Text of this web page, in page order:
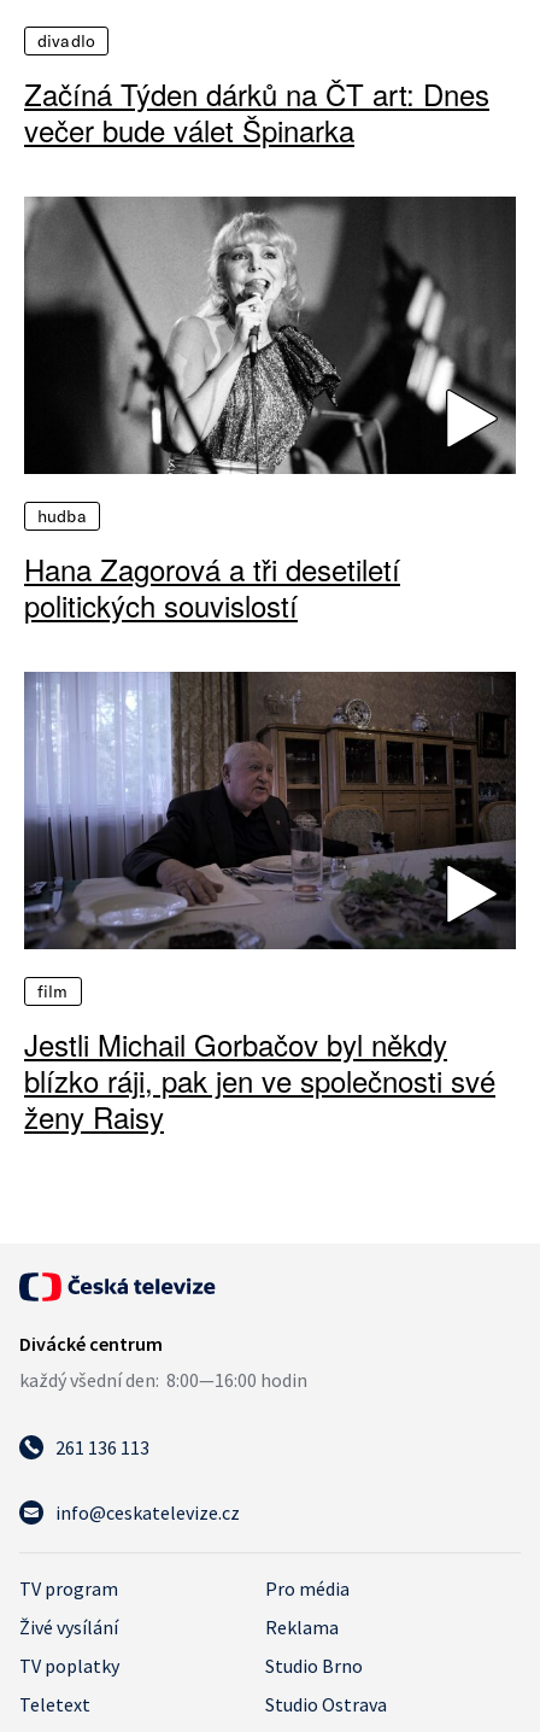
divadlo
Začíná Týden dárků na ČT art: Dnes
večer bude válet Špinarka
hudba
Hana Zagorová a tři desetiletí
politických souvislostí
film
Jestli Michail Gorbačov byl někdy
blízko ráji, pak jen ve společnosti své
ženy Raisy
261 136 113
info@ceskatelevize.cz
TV program
Pro média
Živé vysílání
Reklama
TV poplatky
Studio Brno
Teletext
Studio Ostrava